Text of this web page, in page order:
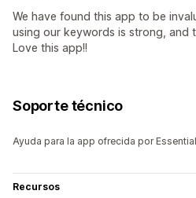
We have found this app to be
using our keywords is strong, and
Love this app!!
Soporte técnico
Ayuda para la app ofrecida por
Recursos